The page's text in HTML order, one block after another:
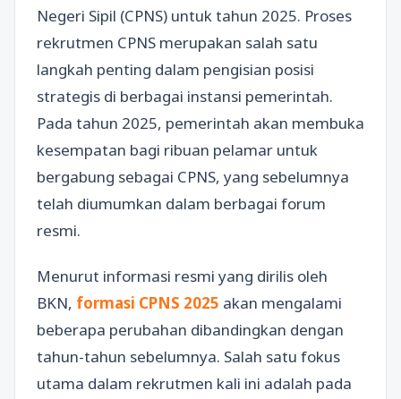
Negeri Sipil (CPNS) untuk tahun 2025. Proses
rekrutmen CPNS merupakan salah satu
langkah penting dalam pengisian posisi
strategis di berbagai instansi pemerintah.
Pada tahun 2025, pemerintah akan membuka
kesempatan bagi ribuan pelamar untuk
bergabung sebagai CPNS, yang sebelumnya
telah diumumkan dalam berbagai forum
resmi.
Menurut informasi resmi yang dirilis oleh
BKN, formasi CPNS 2025 akan mengalami
beberapa perubahan dibandingkan dengan
tahun-tahun sebelumnya. Salah satu fokus
utama dalam rekrutmen kali ini adalah pada